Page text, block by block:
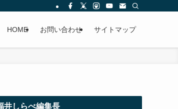
HOME お問い合わせ サイトマップ
井しらべ編集長